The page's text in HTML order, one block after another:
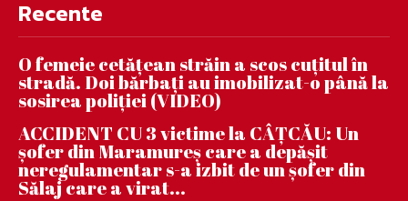
Recente
O femeie cetățean străin a scos cuțitul în
stradă. Doi bărbați au imobilizat-o până la
sosirea poliției (VIDEO)
ACCIDENT CU 3 victime la CÂȚCĂU: Un
șofer din Maramureș care a depășit
neregulamentar s-a izbit de un șofer din
Sălaj care a virat...